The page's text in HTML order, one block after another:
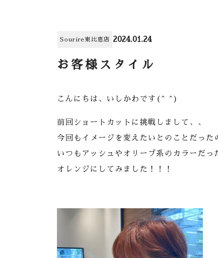
Sourire東比恵店 2024.01.24
お客様スタイル
こんにちは、いしかわです(^ ^)
前回ショートカットに挑戦しまして、、
今回もイメージを変えたいとのことだった
いつもアッシュやオリーブ系のカラーだっ
オレンジにしてみました！！！